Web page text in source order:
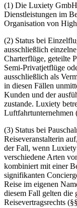
(1) Die Luxiety
Dienstleistungen im
Organisation von
(2) Status bei
ausschließlich
Charterflüge, geteilte
Semi-Privatjetflüge
ausschließlich als
in diesen Fällen
Kunden und der
zustande. Luxiety
Luftfahrtunternehmen
(3) Status bei
Reiseveranstalterin
der Fall, wenn
verschiedene Arten
kombiniert mit einer
signifikanten
Reise im eigenen
diesem Fall gelten die
Reisevertragsrechts